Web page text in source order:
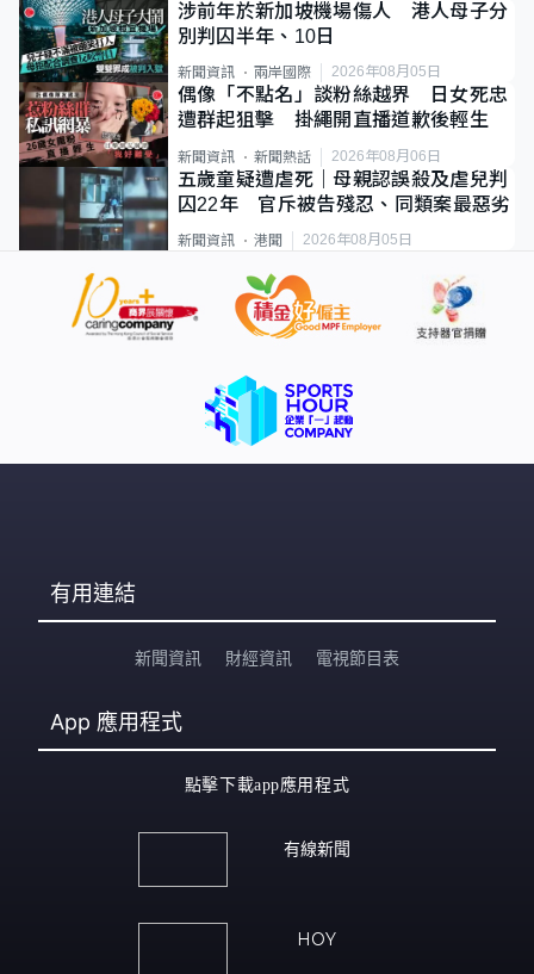
涉前年於新加坡機場傷人 港人母子分
別判囚半年、10日
新聞資訊 兩岸國際 2026年08月05日
偶像「不點名」談粉絲越界 日女死忠
遭群起狙擊 掛繩開直播道歉後輕生
新聞資訊 新聞熱話 2026年08月06日
五歲童疑遭虐死｜母親認誤殺及虐兒判
囚22年 官斥被告殘忍、同類案最惡劣
新聞資訊 港聞 2026年08月05日
有用連結
新聞資訊 財經資訊 電視節目表
App 應用程式
點擊下載app應用程式
有線新聞
HOY